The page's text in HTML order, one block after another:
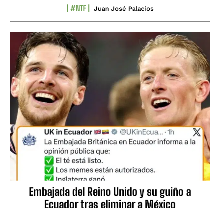
#NTF Juan José Palacios
Embajada del Reino Unido y su guiño a
Ecuador tras eliminar a México